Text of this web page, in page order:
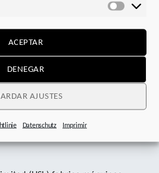
ACEPTAR
DENEGAR
AJUSTES
Datenschutz Imprimir